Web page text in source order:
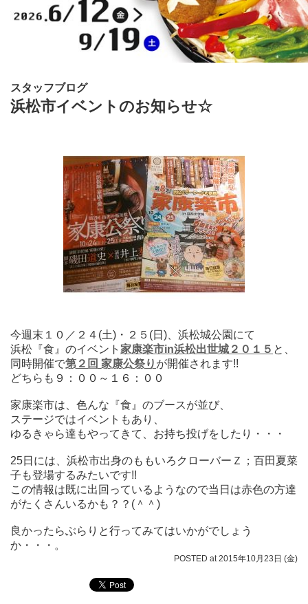
スタッフブログ
浜松市イベントのお知らせ☆
今週末１０／２４(土)・２５(日)、浜松城公園にて
浜松『食』のイベント 家康楽市in浜松出世城２０１５ と、
同時開催で第２回 家康公祭り が開催されます!!
どちらも９：００～１６：００
家康楽市は、色んな『食』のブースが並び、
ステージではイベントもあり、
ゆるきゃら達もやってきて、お持ち投げをしたり・・・
25日には、浜松市出身のももいろクローバーＺ；百田夏菜
子も登場するみたいです!!
この情報は既に出回っているようなので当日は赤色の方達
がたくさんいるかも？？(＾＾)
良かったらぶらりと行ってみてはいかがでしょう
か・・・。
POSTED at 2015年10月23日 (金)